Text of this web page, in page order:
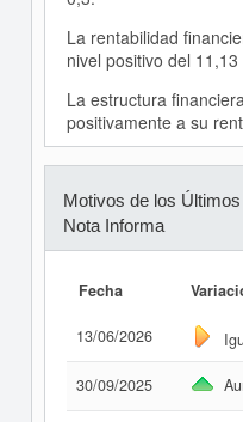
La rentabilidad
nivel positivo del 11,13
La estructura
positivamente a su
Motivos de los
Nota Informa
Fecha
13/06/2026
30/09/2025